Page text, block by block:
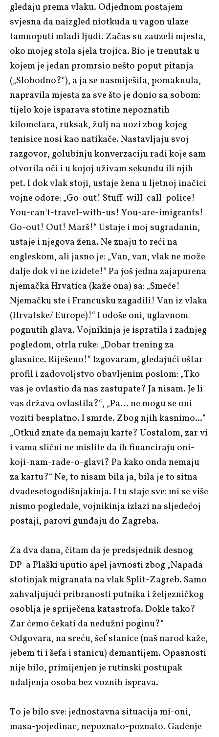
gledaju prema vlaku. Odjednom postajem
svjesna da naizgled niotkuda u vagon ulaze
tamnoputi mladi ljudi. Začas su zauzeli mjesta,
oko mojeg stola sjela trojica. Bio je trenutak u
kojem je jedan promrsio nešto poput pitanja
(„Slobodno?“), a ja se nasmiješila, pomaknula,
napravila mjesta za sve što je donio sa sobom:
tijelo koje isparava stotine nepoznatih
kilometara, ruksak, žulj na nozi zbog kojeg
tenisice nosi kao natikače. Nastavljaju svoj
razgovor, golubinju konverzaciju radi koje sam
otvorila oči i u kojoj uživam sekundu ili njih
pet. I dok vlak stoji, ustaje žena u ljetnoj inačici
vojne odore: „Go-out! Stuff-will-call-police!
You-can't-travel-with-us! You-are-imigrants!
Go-out! Out! Marš!“ Ustaje i moj sugrađanin,
ustaje i njegova žena. Ne znaju to reći na
engleskom, ali jasno je: „Van, van, vlak ne može
dalje dok vi ne iziđete!“ Pa još jedna zajapurena
njemačka Hrvatica (kaže ona) sa: „Smeće!
Njemačku ste i Francusku zagadili! Van iz vlaka
(Hrvatske/ Europe)!“ I odoše oni, uglavnom
pognutih glava. Vojnikinja je ispratila i zadnjeg
pogledom, otrla ruke: „Dobar trening za
glasnice. Riješeno!“ Izgovaram, gledajući oštar
profil i zadovoljstvo obavljenim poslom: „Tko
vas je ovlastio da nas zastupate? Ja nisam. Je li
vas država ovlastila?“, „Pa… ne mogu se oni
voziti besplatno. I smrde. Zbog njih kasnimo...“
„Otkud znate da nemaju karte? Uostalom, zar vi
i vama slični ne mislite da ih financiraju oni-
koji-nam-rade-o-glavi? Pa kako onda nemaju
za kartu?“ Ne, to nisam bila ja, bila je to sitna
dvadesetogodišnjakinja. I tu staje sve: mi se više
nismo pogledale, vojnikinja izlazi na sljedećoj
postaji, parovi gunđaju do Zagreba.
Za dva dana, čitam da je predsjednik desnog
DP-a Plaški uputio apel javnosti zbog „Napada
stotinjak migranata na vlak Split-Zagreb. Samo
zahvaljujući pribranosti putnika i željezničkog
osoblja je spriječena katastrofa. Dokle tako?
Zar ćemo čekati da nedužni poginu?“
Odgovara, na sreću, šef stanice (naš narod kaže,
jebem ti i šefa i stanicu) demantijem. Opasnosti
nije bilo, primijenjen je rutinski postupak
udaljenja osoba bez voznih isprava.
To je bilo sve: jednostavna situacija mi-oni,
masa-pojedinac, nepoznato-poznato. Gađenje